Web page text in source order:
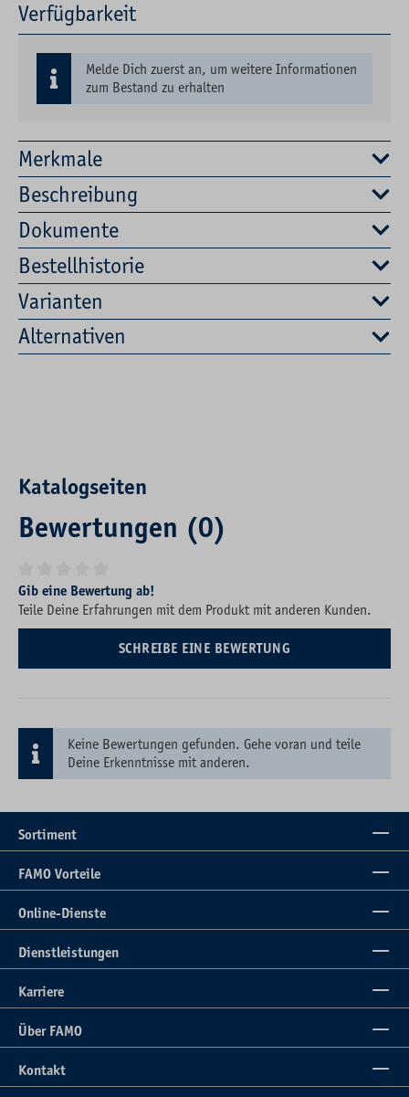
Merkmale
Beschreibung
Dokumente
Bestellhistorie
Varianten
Alternativen
Verfügbarkeit
Melde Dich zuerst an, um weitere Informationen
zum Bestand zu erhalten
Katalogseiten
Bewertungen (0)
Durchschnittliche Bewertung von 0 von 5 Sternen
Gib eine Bewertung ab!
Teile Deine Erfahrungen mit dem Produkt mit anderen Kunden.
SCHREIBE EINE BEWERTUNG
Keine Bewertungen gefunden. Gehe voran und teile
Deine Erkenntnisse mit anderen.
Sortiment
FAMO Vorteile
Online-Dienste
Dienstleistungen
Karriere
Über FAMO
Kontakt